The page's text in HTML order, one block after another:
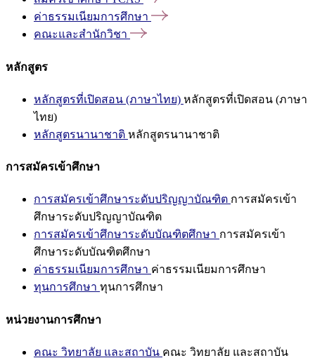
ค่าธรรมเนียมการศึกษา
คณะและสำนักวิชา
หลักสูตร
หลักสูตรที่เปิดสอน (ภาษาไทย) หลักสูตรที่เปิดสอน (ภาษา
ไทย)
หลักสูตรนานาชาติ หลักสูตรนานาชาติ
การสมัครเข้าศึกษา
การสมัครเข้าศึกษาระดับปริญญาบัณฑิต การสมัครเข้า
ศึกษาระดับปริญญาบัณฑิต
การสมัครเข้าศึกษาระดับบัณฑิตศึกษา การสมัครเข้า
ศึกษาระดับบัณฑิตศึกษา
ค่าธรรมเนียมการศึกษา ค่าธรรมเนียมการศึกษา
ทุนการศึกษา ทุนการศึกษา
หน่วยงานการศึกษา
คณะ วิทยาลัย และสถาบัน คณะ วิทยาลัย และสถาบัน